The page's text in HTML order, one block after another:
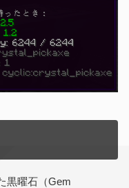
黒曜石（Gem